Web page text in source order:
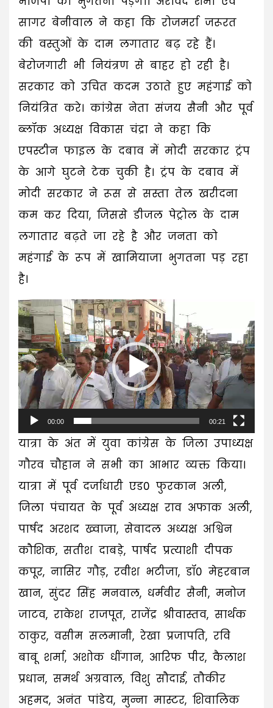
सागर बेनीवाल ने कहा कि रोजमर्रा जरूरत
की वस्तुओं के दाम लगातार बढ़ रहे हैं।
बेरोजगारी भी नियंत्रण से बाहर हो रही है।
सरकार को उचित कदम उठाते हुए महंगाई को
नियंत्रित करे। कांग्रेस नेता संजय सैनी और पूर्व
ब्लॉक अध्यक्ष विकास चंद्रा ने कहा कि
एपस्टीन फाइल के दबाव में मोदी सरकार ट्रंप
के आगे घुटने टेक चुकी है। ट्रंप के दबाव में
मोदी सरकार ने रूस से सस्ता तेल खरीदना
कम कर दिया, जिससे डीजल पेट्रोल के दाम
लगातार बढ़ते जा रहे है और जनता को
महंगाई के रूप में खामियाजा भुगतना पड़ रहा
है।
Video
Player
00:00 00:21
यात्रा के अंत में युवा कांग्रेस के जिला उपाध्यक्ष
गौरव चौहान ने सभी का आभार व्यक्त किया।
यात्रा में पूर्व दर्जाधारी एड0 फुरकान अली,
जिला पंचायत के पूर्व अध्यक्ष राव अफाक अली,
पार्षद अरशद ख्वाजा, सेवादल अध्यक्ष अश्विन
कौशिक, सतीश दाबड़े, पार्षद प्रत्याशी दीपक
कपूर, नासिर गौड़, रवीश भटीजा, डॉ0 मेहरबान
खान, सुंदर सिंह मनवाल, धर्मवीर सैनी, मनोज
जाटव, राकेश राजपूत, राजेंद्र श्रीवास्तव, सार्थक
ठाकुर, वसीम सलमानी, रेखा प्रजापति, रवि
बाबू शर्मा, अशोक धींगान, आरिफ पीर, कैलाश
प्रधान, समर्थ अग्रवाल, विशु सौदाई, तौकीर
अहमद, अनंत पांडेय, मुन्ना मास्टर, शिवालिक